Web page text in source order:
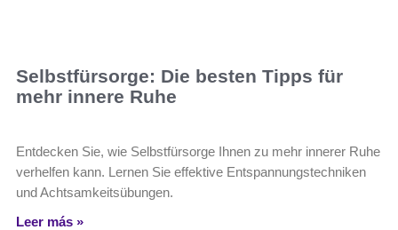
Selbstfürsorge: Die besten Tipps für
mehr innere Ruhe
Entdecken Sie, wie Selbstfürsorge Ihnen zu mehr innerer Ruhe
verhelfen kann. Lernen Sie effektive Entspannungstechniken
und Achtsamkeitsübungen.
Leer más »